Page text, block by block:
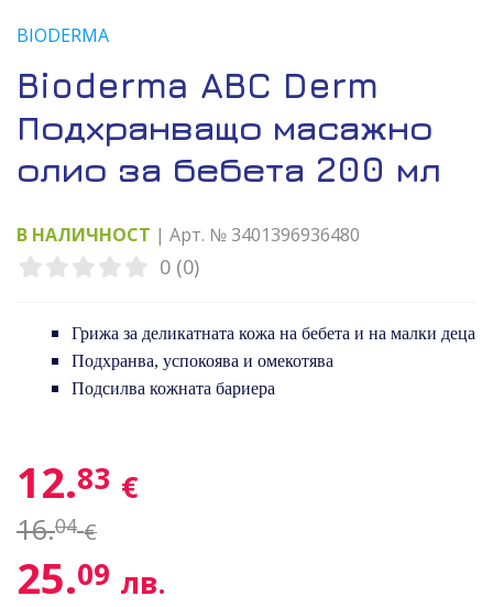
BIODERMA
Bioderma ABC Derm
Подхранващо масажно
олио за бебета 200 мл
В НАЛИЧНОСТ | Арт. № 3401396936480
0 (0)
Грижа за деликатната кожа на бебета и на малки деца
Подхранва, успокоява и омекотява
Подсилва кожната бариера
12.83 €
16.04 €
25.09 лв.